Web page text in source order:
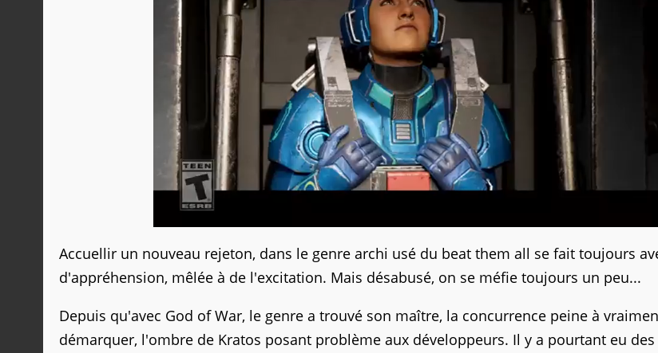
Accuellir un nouveau rejeton, dans le genre archi usé du beat them all se fait toujours
d'appréhension, mêlée à de l'excitation. Mais désabusé, on se méfie toujours un peu...
Depuis qu'avec God of War, le genre a trouvé son maître, la concurrence peine à
démarquer, l'ombre de Kratos posant problème aux développeurs. Il y a pourtant eu des